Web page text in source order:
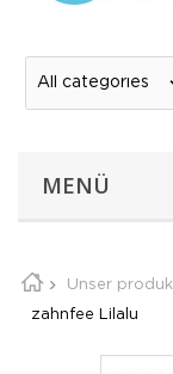
MENÜ
Unser
zahnfee Lilalu